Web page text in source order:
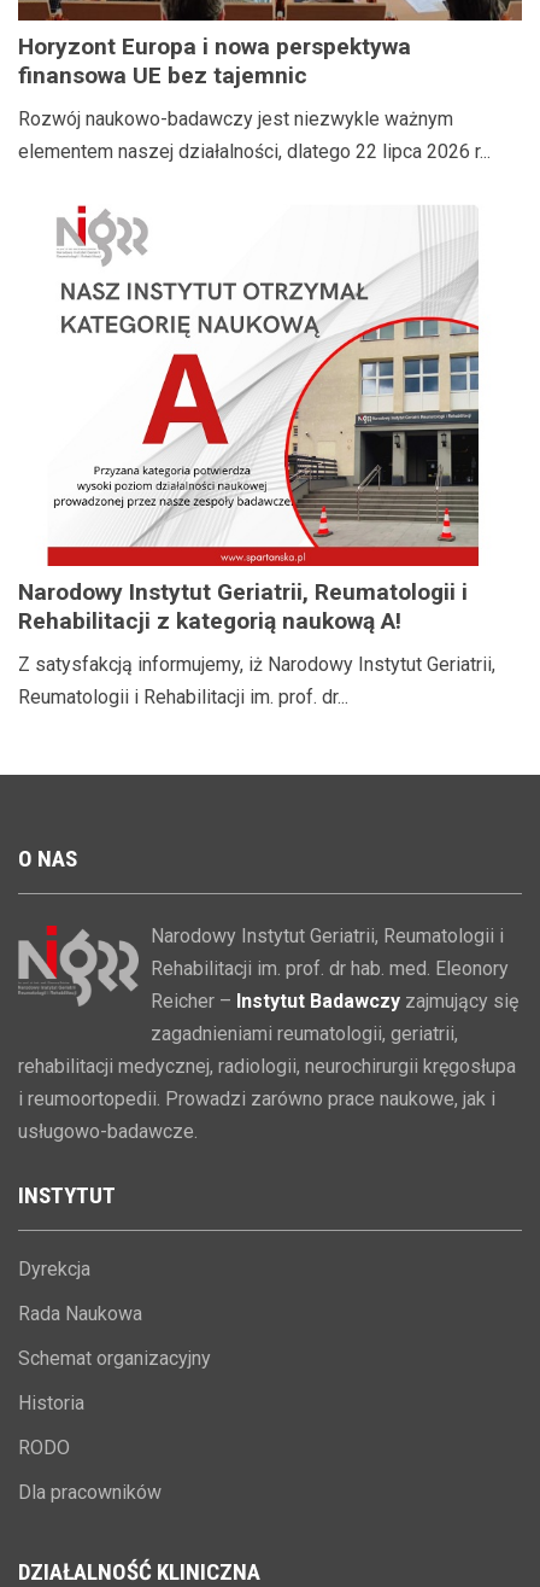
Horyzont Europa i nowa perspektywa
finansowa UE bez tajemnic
Rozwój naukowo-badawczy jest niezwykle ważnym
elementem naszej działalności, dlatego 22 lipca 2026 r...
Narodowy Instytut Geriatrii, Reumatologii i
Rehabilitacji z kategorią naukową A!
Z satysfakcją informujemy, iż Narodowy Instytut Geriatrii,
Reumatologii i Rehabilitacji im. prof. dr...
O NAS
Narodowy Instytut Geriatrii, Reumatologii i
Rehabilitacji im. prof. dr hab. med. Eleonory
Reicher – Instytut Badawczy zajmujący się
zagadnieniami reumatologii, geriatrii,
rehabilitacji medycznej, radiologii, neurochirurgii kręgosłupa
i reumoortopedii. Prowadzi zarówno prace naukowe, jak i
usługowo-badawcze.
INSTYTUT
Dyrekcja
Rada Naukowa
Schemat organizacyjny
Historia
RODO
Dla pracowników
DZIAŁALNOŚĆ KLINICZNA